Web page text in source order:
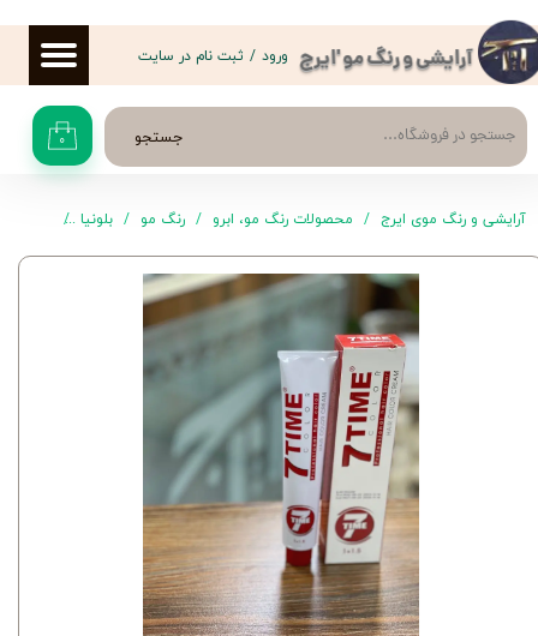
آرایشی و رنگ مو 'ایرج
جستجو ۰
ورود / ثبت نام در سایت
حساب کاربری من
تغییر گذر واژه
سفارشات
خروج از حساب کاربری
آرایشی و رنگ موی ایرج محصولات رنگ مو، ابرو رنگ مو بلونیا